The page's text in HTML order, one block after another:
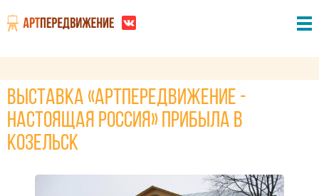
Выставка «АртПередвижение -
Настоящая Россия» прибыла в
Козельск